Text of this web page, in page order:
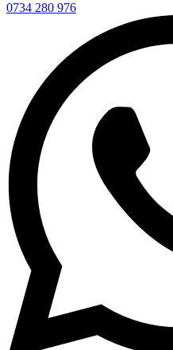
0734 280 976